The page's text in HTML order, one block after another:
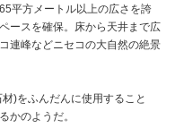
平方メートル以上の広さを誇
ースを確保。床から天井まで広
連峰などニセコの大自然の絶景
)をふんだんに使用すること
かのようだ。